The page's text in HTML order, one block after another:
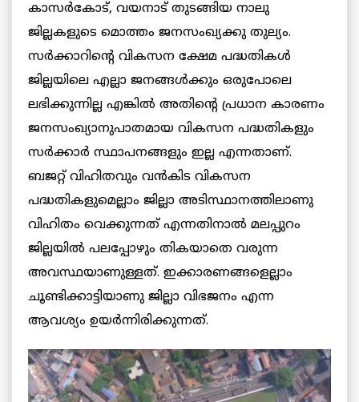
കാസർകോട്, വയനാട് തുടങ്ങിയ നാലു
ജില്ലകളുടെ മൊത്തം ജനസംഖ്യക്കു തുല്യം.
സർക്കാറിന്റെ വികസന ക്ഷേമ പദ്ധതികൾ
ജില്ലയിലെ എല്ലാ ജനങ്ങൾക്കും ഒരുപോലെ
ലഭിക്കുന്നില്ല എങ്കിൽ അതിന്റെ പ്രധാന കാരണം
ജനസംഖ്യാനുപാതമായ വികസന പദ്ധതികളും
സർക്കാർ സ്ഥാപനങ്ങളും ഇല്ല എന്നതാണ്.
ബജറ്റ്‌ വിഹിതവും വൻകിട വികസന
പദ്ധതികളുമെല്ലാം ജില്ലാ അടിസ്ഥാനത്തിലാണു
വിഹിതം വെക്കുന്നത് എന്നതിനാൽ മലപ്പുറം
ജില്ലയിൽ പലപ്പോഴും തികയാതെ വരുന്ന
അവസ്ഥയാണുള്ളത്. ഇക്കാരണങ്ങളെല്ലാം
ചൂണ്ടിക്കാട്ടിയാണു ജില്ലാ വിഭജനം എന്ന
ആവശ്യം ഉയർന്നിരിക്കുന്നത്.